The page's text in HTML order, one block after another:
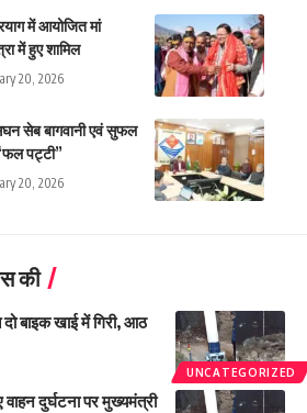
में आयोजित मां
में हुए शामिल
20, 2026
सेब बागवानी एवं सुफल
पट्टी”
20, 2026
की
UNCATEGORIZED
बाइक खाई में गिरी, आठ
वाहन दुर्घटना पर मुख्यमंत्री